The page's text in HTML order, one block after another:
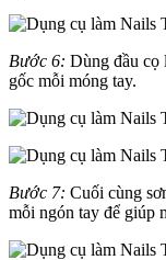
Bước 6: Dùng đầu cọ
gốc mỗi móng tay.
Bước 7: Cuối cùng
mỗi ngón tay để giúp